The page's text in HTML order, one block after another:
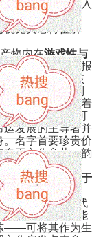
层意涵的有趣入
定水柔性元素符
视觉美感特征解
物内在游戏性与
——要知晓网络报
优化解决方案核
，可能受到规则
盾；不可过于执着
命一般固定不可
运发展的主导者并
名字首要珍贵价
于文化意蕴、韵
身。
补缺途径是立足于
告中看出可能代
或显示个人可能
——可将其作为生